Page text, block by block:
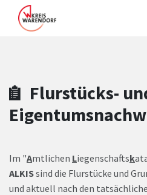
Zum Header
Zum Hauptinhalt
Zum Footer
Zum Hauptinhalt springen
Flurstücks-
Im "Amtlichen Liegenschaftsk
ALKISsind die Flurstücke und
und aktuell nach den